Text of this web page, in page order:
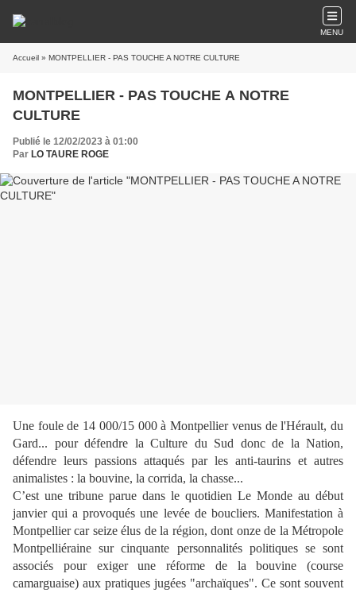
MENU
Accueil » MONTPELLIER - PAS TOUCHE A NOTRE CULTURE
MONTPELLIER - PAS TOUCHE A NOTRE
CULTURE
Publié le 12/02/2023 à 01:00
Par LO TAURE ROGE
Une foule de 14 000/15 000 à Montpellier venus de l'Hérault, du
Gard... pour défendre la Culture du Sud donc de la Nation,
défendre leurs passions attaqués par les anti-taurins et autres
animalistes : la bouvine, la corrida, la chasse...
C’est une tribune parue dans le quotidien Le Monde au début
janvier qui a provoqués une levée de boucliers. Manifestation à
Montpellier car seize élus de la région, dont onze de la Métropole
Montpelliéraine sur cinquante personnalités politiques se sont
associés pour exiger une réforme de la bouvine (course
camarguaise) aux pratiques jugées "archaïques". Ce sont souvent